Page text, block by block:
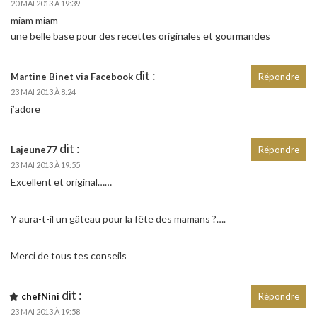
20 MAI 2013 À 19:39
miam miam
une belle base pour des recettes originales et gourmandes
Martine Binet via Facebook dit :
23 MAI 2013 À 8:24
j’adore
Répondre
Lajeune77 dit :
23 MAI 2013 À 19:55
Excellent et original……
Y aura-t-il un gâteau pour la fête des mamans ?….
Merci de tous tes conseils
Répondre
chefNini dit :
23 MAI 2013 À 19:58
Répondre